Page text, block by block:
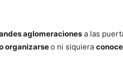
aglomeraciones a las
organizarseo ni siquiera